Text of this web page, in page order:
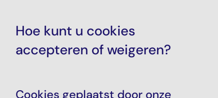
Hoe kunt u cookies
accepteren of weigeren?
Cookies geplaatst door onze